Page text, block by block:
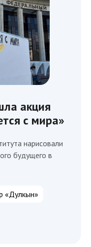
акция
с мира»
нарисовали
будущего в
«Дулкын»